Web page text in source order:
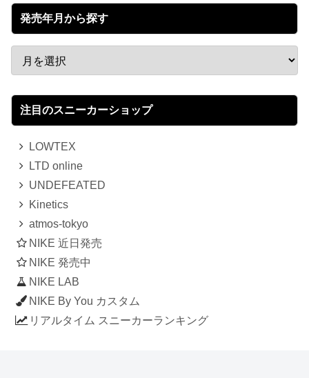
発売年月から探す
注目のスニーカーショップ
LOWTEX
LTD online
UNDEFEATED
Kinetics
atmos-tokyo
NIKE 近日発売
NIKE 発売中
NIKE LAB
NIKE By You カスタム
リアルタイム スニーカーランキング